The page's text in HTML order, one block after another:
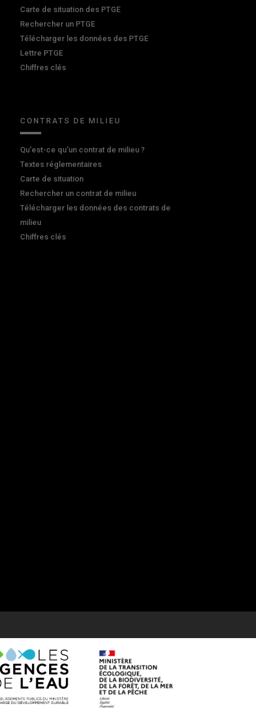
Carte de situation des PTGE
Rechercher un PTGE
Télécharger les données des PTGE
Lettre PTGE
Chiffres clés
CONTRATS DE MILIEU
Qu'est-ce qu'un contrat de milieu ?
Textes réglementaires
Carte de situation
Rechercher un contrat de milieu
Télécharger les données des contrats de
milieu
Chiffres clés